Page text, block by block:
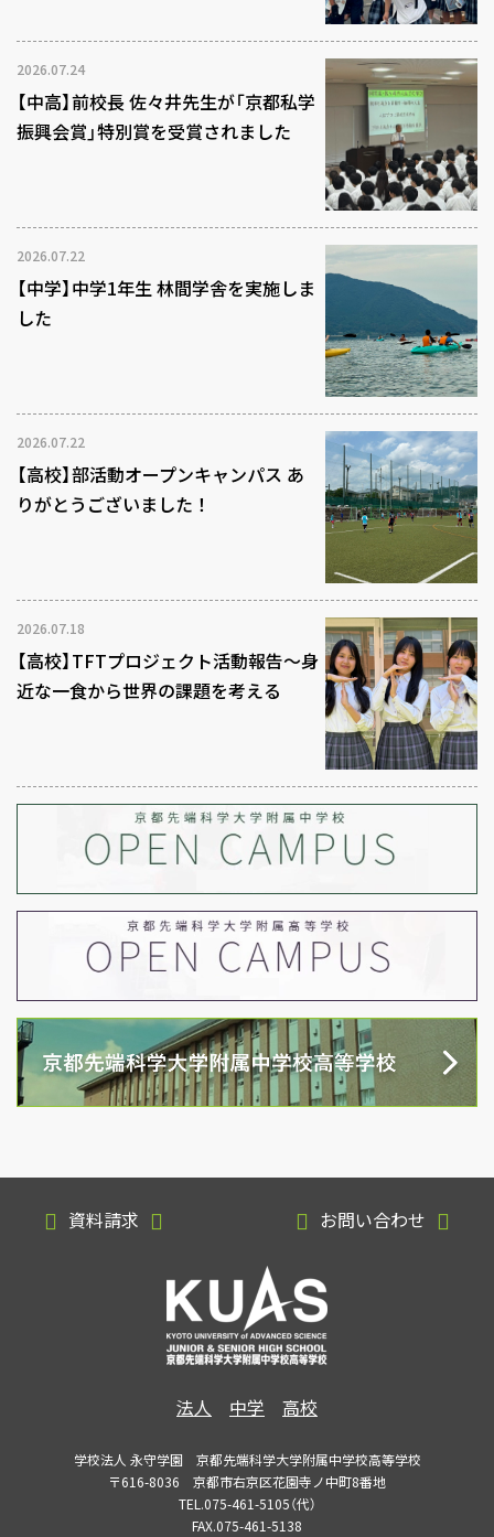
2026.07.24
【中高】前校長 佐々井先生が「京都私学
振興会賞」特別賞を受賞されました
2026.07.22
【中学】中学1年生 林間学舎を実施しま
した
2026.07.22
【高校】部活動オープンキャンパス あ
りがとうございました！
2026.07.18
【高校】TFTプロジェクト活動報告～身
近な一食から世界の課題を考える
資料請求 お問い合わせ
法人 中学 高校
学校法人 永守学園 京都先端科学大学附属中学校高等学校
〒616-8036 京都市右京区花園寺ノ中町8番地
TEL.075-461-5105（代）
FAX.075-461-5138